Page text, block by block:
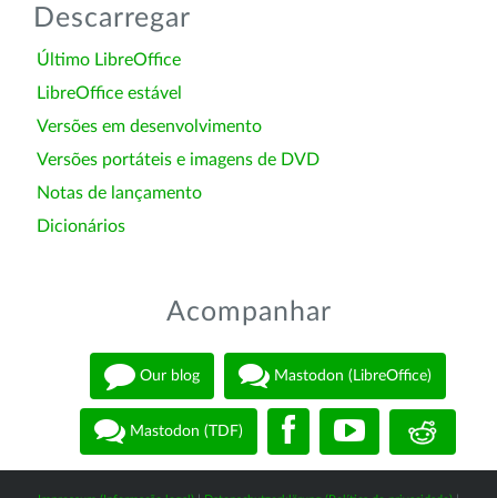
Descarregar
Último LibreOffice
LibreOffice estável
Versões em desenvolvimento
Versões portáteis e imagens de DVD
Notas de lançamento
Dicionários
Acompanhar
Our blog Mastodon (LibreOffice)
Mastodon (TDF)